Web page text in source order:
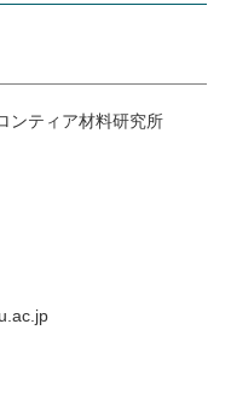
ンティア材料研究所